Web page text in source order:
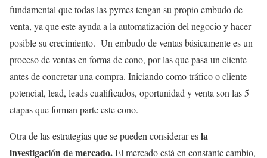
fundamental que todas las pymes tengan su propio embudo de
venta, ya que este ayuda a la automatización del negocio y hacer
posible su crecimiento. Un embudo de ventas básicamente es un
proceso de ventas en forma de cono, por las que pasa un cliente
antes de concretar una compra. Iniciando como tráfico o cliente
potencial, lead, leads cualificados, oportunidad y venta son las 5
etapas que forman parte este cono.
Otra de las estrategias que se pueden considerar esla
investigación de mercado.El mercado está en constante cambio,